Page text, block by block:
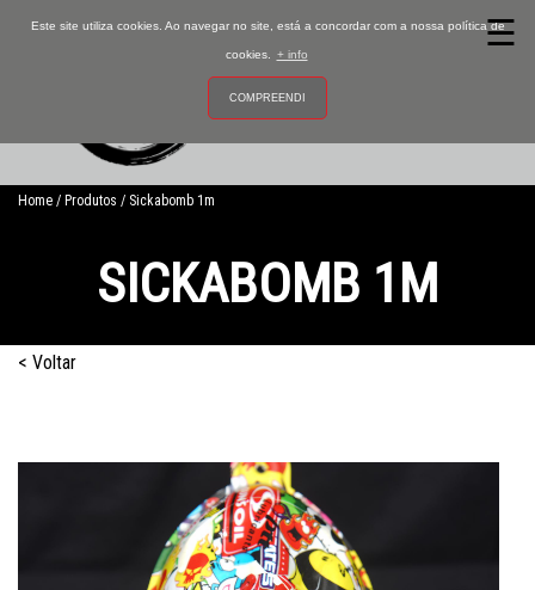
Este site utiliza cookies. Ao navegar no site, está a concordar com a nossa política de
cookies. + info
COMPREENDI
Vernizes
☰
Home Produtos Sickabomb 1m
SICKABOMB 1M
< Voltar